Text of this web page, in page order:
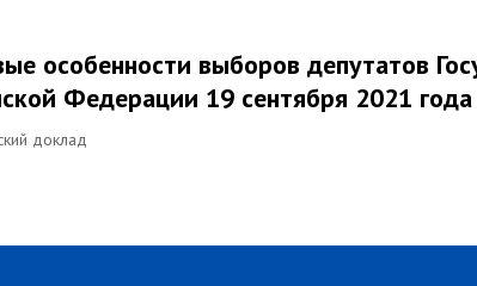
особенности выборов депутатов
Федерации 19 сентября 2021 года
доклад